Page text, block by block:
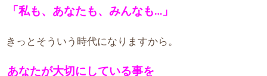
「私も、あなたも、みんなも…」
きっとそういう時代になりますから。
あなたが大切にしている事を